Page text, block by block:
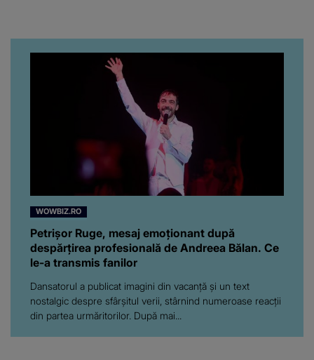
WOWBIZ.RO
Petrișor Ruge, mesaj emoționant după
despărțirea profesională de Andreea Bălan. Ce
le-a transmis fanilor
Dansatorul a publicat imagini din vacanță și un text
nostalgic despre sfârșitul verii, stârnind numeroase reacții
din partea urmăritorilor. După mai...